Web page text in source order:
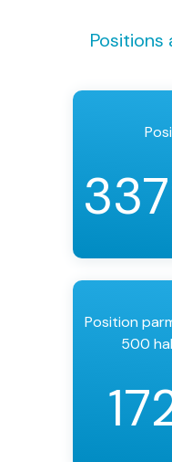
Positions
Position
500